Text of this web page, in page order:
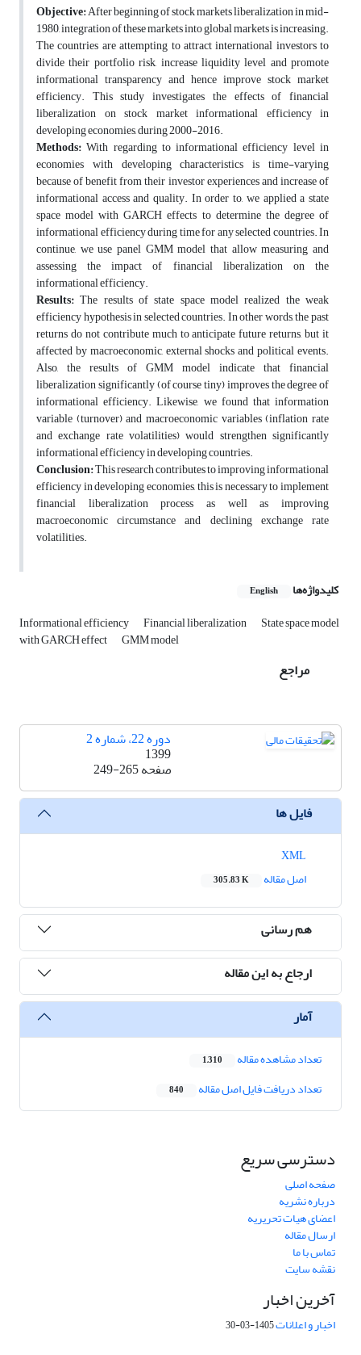
Objective:After beginning of stock markets liberalization in mid-
1980, integration of these markets into global markets is increasing.
The countries are attempting to attract international investors to
divide their portfolio risk, increase liquidity level and promote
informational transparency and hence improve stock market
efficiency. This study investigates the effects of financial
liberalization on stock market informational efficiency in
developing economies, during 2000-2016.
Methods: With regarding to informational efficiency level in
economies with developing characteristics is time-varying
because of benefit from their investor experiences and increase of
informational access and quality. In order to, we applied a state
space model with GARCH effects to determine the degree of
informational efficiency during time for any selected countries. In
continue, we use panel GMM model that allow measuring and
assessing the impact of financial liberalization on the
informational efficiency.
Results: The results of state space model realized the weak
efficiency hypothesis in selected countries. In other words, the past
returns do not contribute much to anticipate future returns, but it
affected by macroeconomic, external shocks and political events.
Also, the results of GMM model indicate that financial
liberalization significantly (of course tiny) improves the degree of
informational efficiency. Likewise, we found that information
variable (turnover) and macroeconomic variables (inflation rate
and exchange rate volatilities) would strengthen significantly
informational efficiency in developing countries.
Conclusion:This research contributes to improving informational
efficiency in developing economies, this is necessary to implement
financial liberalization process as well as improving
macroeconomic circumstance and declining exchange rate
volatilities.
کلیدواژه‌ها English
Informational efficiency Financial liberalization State space model
with GARCH effect GMM model
مراجع
دوره 22، شماره 2
1399
صفحه249-265
فایل ها
اصل مقاله
305.83 K
هم رسانی
ارجاع به این مقاله
آمار
تعداد مشاهده مقاله 1,310
تعداد دریافت فایل اصل مقاله 840
دسترسی سریع
صفحه اصلی
درباره نشریه
اعضای هیات تحریریه
ارسال مقاله
تماس با ما
نقشه سایت
آخرین اخبار
اخبار و اعلانات1405-03-30